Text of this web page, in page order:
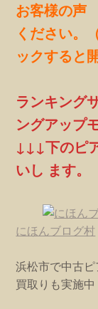
お客様の声
ください。
ックすると
ランキング
ングアップ
↓↓↓下のピ
いし ます。
にほんブログ村
浜松市で中古
買取りも実施中